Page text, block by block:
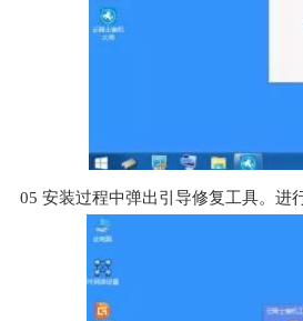
05 安装过程中弹出引导修复工具。进